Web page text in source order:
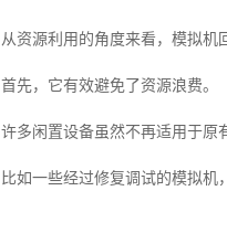
从资源利用的角度来看，模拟机
首先，它有效避免了资源浪费。
许多闲置设备虽然不再适用于原
比如一些经过修复调试的模拟机